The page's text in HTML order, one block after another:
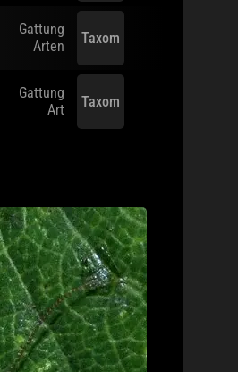
Gattung
Arten
Taxom
Gattung
Art
Taxom